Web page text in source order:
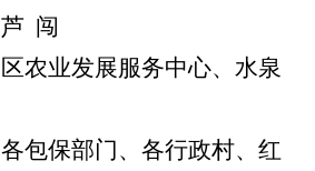
芦 闯
区农业发展服务中心、水泉
各包保部门、各行政村、红